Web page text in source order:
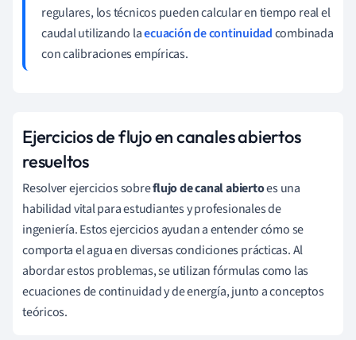
regulares, los técnicos pueden calcular en tiempo real el
caudal utilizando laecuación de continuidadcombinada
con calibraciones empíricas.
Ejercicios de flujo en canales abiertos
resueltos
Resolver ejercicios sobreflujo de canal abiertoes una
habilidad vital para estudiantes y profesionales de
ingeniería. Estos ejercicios ayudan a entender cómo se
comporta el agua en diversas condiciones prácticas. Al
abordar estos problemas, se utilizan fórmulas como las
ecuaciones de continuidad y de energía, junto a conceptos
teóricos.